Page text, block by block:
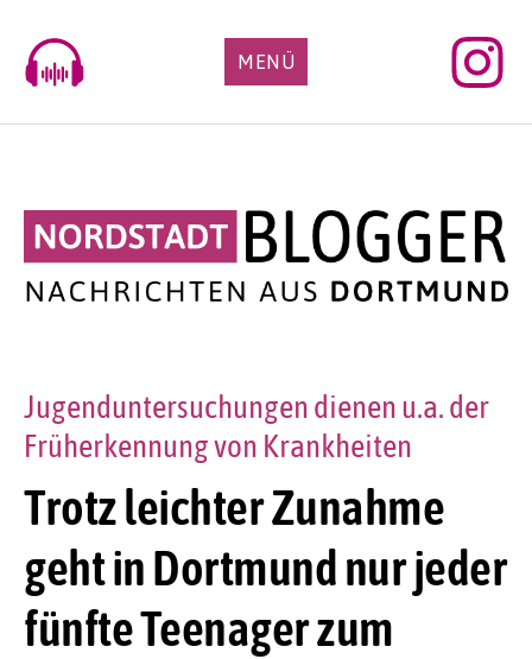
content
MENÜ
Trotz leichter Zunahme
geht in Dortmund nur jeder
fünfte Teenager zum
Jugenduntersuchungen dienen u.a. der
Früherkennung von Krankheiten